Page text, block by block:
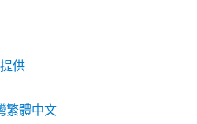
供
繁體中文